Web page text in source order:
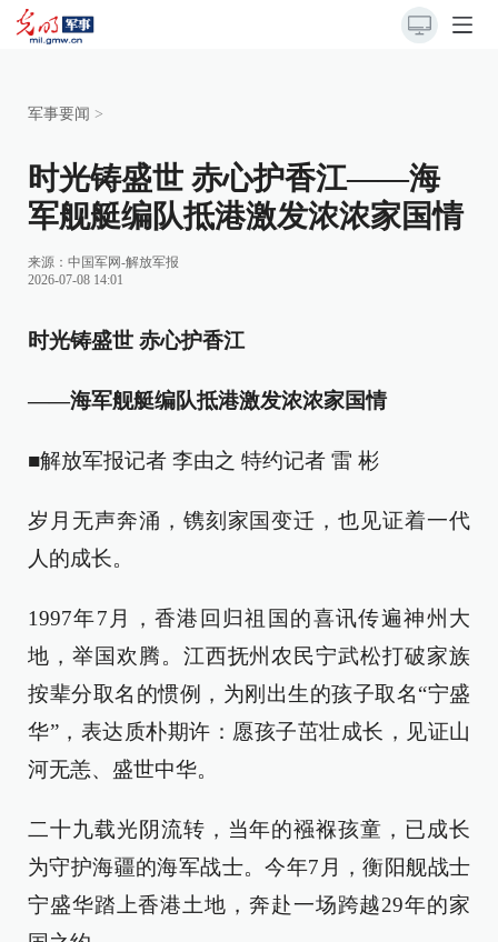
军事要闻 >
时光铸盛世 赤心护香江——海
军舰艇编队抵港激发浓浓家国情
来源： 中国军网-解放军报
2026-07-08 14:01
时光铸盛世 赤心护香江
——海军舰艇编队抵港激发浓浓家国情
■解放军报记者 李由之 特约记者 雷 彬
岁月无声奔涌，镌刻家国变迁，也见证着一代
人的成长。
1997年7月，香港回归祖国的喜讯传遍神州大
地，举国欢腾。江西抚州农民宁武松打破家族
按辈分取名的惯例，为刚出生的孩子取名“宁盛
华”，表达质朴期许：愿孩子茁壮成长，见证山
河无恙、盛世中华。
二十九载光阴流转，当年的襁褓孩童，已成长
为守护海疆的海军战士。今年7月，衡阳舰战士
宁盛华踏上香港土地，奔赴一场跨越29年的家